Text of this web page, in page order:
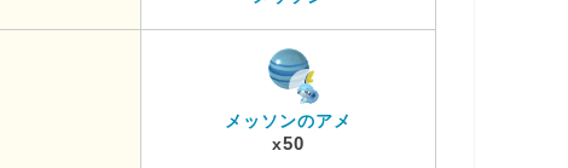
メッソンのアメ
x50